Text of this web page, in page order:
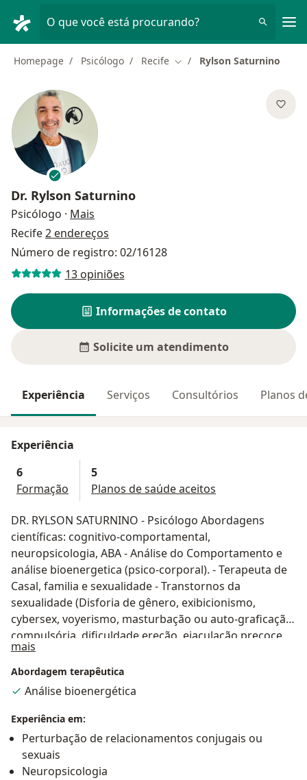
O que você está procurando?
Homepage Psicólogo Recife Mudar de cidade
Rylson Saturnino
Dr. Rylson Saturnino
Psicólogo · Mais
Recife2 endereços
Número de registro: 02/16128
13 opiniões
Informações de contato
Solicite um atendimento
Experiência Serviços Consultórios Planos
Experiência
6
Formação
5
Planos de saúde aceitos
DR. RYLSON SATURNINO - Psicólogo Abordagens
científicas: cognitivo-comportamental,
neuropsicologia, ABA - Análise do Comportamento e
análise bioenergetica (psico-corporal). - Terapeuta de
Casal, familia e sexualidade - Transtornos da
sexualidade (Disforia de gênero, exibicionismo,
cybersex, voyerismo, masturbação ou auto-graficação
compulsória, dificuldade ereção, ejaculação precoce,
anorgasmia, vaginismo, TOC sexual. - Mediação,
reparação e conflito familiar e pessoas adotadas,
dependência IA, atendimento TEA - crianças,
adolescentes e adultos, equoterapia, depressão,
ansiedade
mais
Abordagem terapêutica
Análise bioenergética
Experiência em:
Perturbação de relacionamentos conjugais ou
sexuais
Neuropsicologia